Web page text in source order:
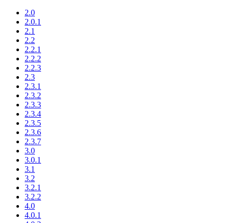
2.0
2.0.1
2.1
2.2
2.2.1
2.2.2
2.2.3
2.3
2.3.1
2.3.2
2.3.3
2.3.4
2.3.5
2.3.6
2.3.7
3.0
3.0.1
3.1
3.2
3.2.1
3.2.2
4.0
4.0.1